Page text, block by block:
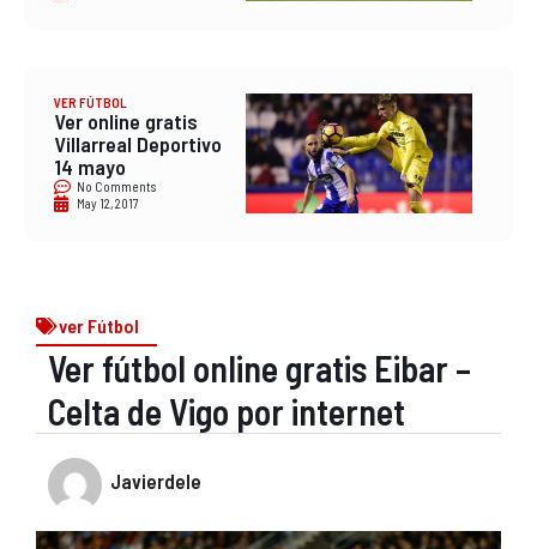
VER FÚTBOL
Ver online gratis
Villarreal Deportivo
14 mayo
No Comments
May 12, 2017
ver Fútbol
Ver fútbol online gratis Eibar –
Celta de Vigo por internet
Javierdele